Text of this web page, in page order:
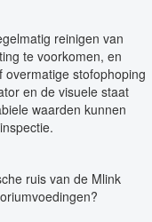
reinigen van
te voorkomen, en
stofophoping
en de visuele staat
waarden kunnen
ruis van de Mlink